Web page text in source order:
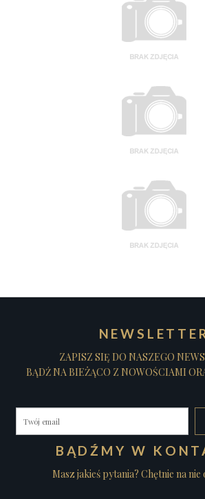
ZAPISZ SIĘ DO NASZEGO
BĄDŹ NA BIEŻĄCO Z NOWOŚCIAMI
BĄDŹMY W
Masz jakieś pytania? Chętnie na nie